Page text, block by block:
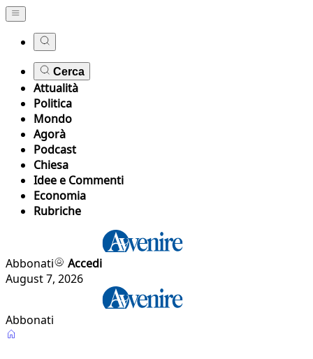
Cerca
Attualità
Politica
Mondo
Agorà
Podcast
Chiesa
Idee e Commenti
Economia
Rubriche
Abbonati
Accedi
August 7, 2026
Abbonati